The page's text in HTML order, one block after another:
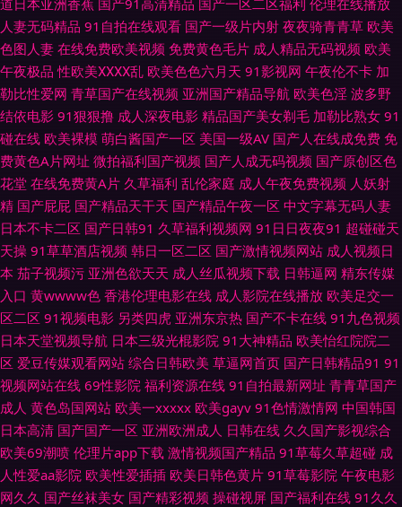
爱豆传媒麻豆 人人肏屄 亚洲一区97色 国产男女啪啪视频 后入大屁股 免费看
91网站 AV韩日性爱 日韩qv 91性吧 97干97色 欧美白丝在线 韩国A级黄色 天
堂网国产 激情另类综合 91视在线视频 视频91在线国产 浮力影院草草 男人天
堂a www毛毛片 欧美日韩h网 青娱乐91伦理 韩国专区第一夜 香蕉福利导航
伊人成人社区 91社在线电影 韩日无码射 肏屄网址麻豆传媒 影音AV无码资源
国产性爱精品一区 九九黄视西瓜 在线观AV 成人av福利院 超碰免费伪娘91
含羞草蜜桃a级片 91视频国产网站 www超碰93 97人人 午夜性色福利社 TS
的性爱 亚洲金典久久 91网页直接看 超碰91在线 99青草在线视频 97一级影
院 豆花社区福利 91视频正片 青娱乐91视频 成人午夜剧场 九一成人 海角社
区tv 超碰国产人人草 成人网片第一页 av福利区 天天干干欧美合集 青青草福
利社 av91福利 超碰96 国内激情自拍视频 日本少妇天堂 97熟女视频 精品二
道日本亚洲香蕉 国产91高清精品 国产一区二区福利 伦理在线播放
人妻无码精品 91自拍在线观看 国产一级片内射 夜夜骑青青草 欧美
色图人妻 在线免费欧美视频 免费黄色毛片 成人精品无码视频 欧美
午夜极品 性欧美ⅩⅩⅩⅩ乱 欧美色色六月天 91影视网 午夜伦不卡 加
勒比性爱网 青草国产在线视频 亚洲国产精品导航 欧美色淫 波多野
结依电影 91狠狠撸 成人深夜电影 精品国产美女剃毛 加勒比熟女 91
碰在线 欧美裸模 萌白酱国产一区 美国一级AV 国产人在线成免费 免
费黄色A片网址 微拍福利国产视频 国产人成无码视频 国产原创区色
花堂 在线免费黄A片 久草福利 乱伦家庭 成人午夜免费视频 人妖射
精 国产屁屁 国产精品天干天 国产精品午夜一区 中文字幕无码人妻
日本不卡二区 国产日韩91 久草福利视频网 91日日夜夜91 超碰碰天
天操 91草草酒店视频 韩日一区二区 国产激情视频网站 成人视频日
本 茄子视频污 亚洲色欲天天 成人丝瓜视频下载 日韩逼网 精东传媒
入口 黄wwww色 香港伦理电影在线 成人影院在线播放 欧美足交一
区二区 91视频电影 另类四虎 亚洲东京热 国产不卡在线 91九色视频
日本天堂视频导航 日本三级光棍影院 91大神精品 欧美怡红院院二
区 爱豆传媒观看网站 综合日韩欧美 草逼网首页 国产日韩精品91 91
视频网站在线 69性影院 福利资源在线 91自拍最新网址 青青草国产
成人 黄色岛国网站 欧美一xxxxx 欧美gayv 91色情激情网 中国韩国
日本高清 国产国产一区 亚洲欧洲成人 日韩在线 久久国产影视综合
欧美69潮喷 伦理片app下载 激情视频国产精品 91草莓久草超碰 成
人性爱aa影院 欧美性爱插插 欧美日韩色黄片 91草莓影院 午夜电影
网久久 国产丝袜美女 国产精彩视频 操碰视屏 国产福利在线 91久久